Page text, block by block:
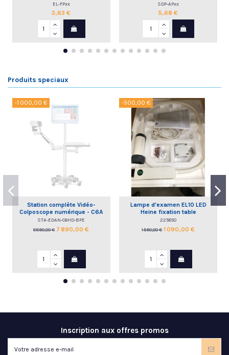
EL-FPxx
3,63 €
SDP-APxx
5,68 €
Produits speciaux
-1 000,00 €
Station complète Vidéo-
Colposcope numérique - C6A
HD EDAN
STA-EDAN-C6HD-BPE
8 890,00 € 7 890,00 €
-500,00 €
Lampe d'examen EL10 LED
Heine fixation table
225850
1 590,00 € 1 090,00 €
Inscription aux offres promos